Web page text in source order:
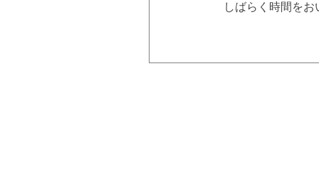
しばらく時間を